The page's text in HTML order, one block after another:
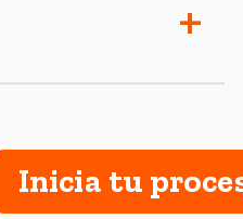
Inicia tu